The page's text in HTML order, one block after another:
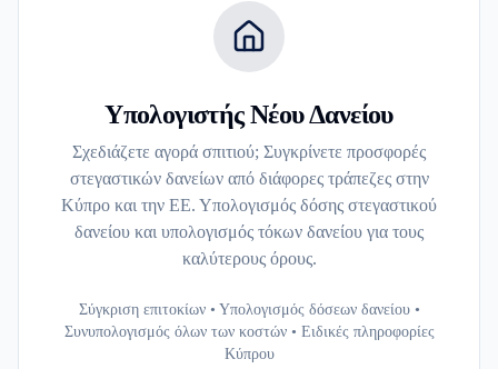
Υπολογιστής Νέου Δανείου
Σχεδιάζετε αγορά σπιτιού; Συγκρίνετε προσφορές
στεγαστικών δανείων από διάφορες τράπεζες στην
Κύπρο και την ΕΕ. Υπολογισμός δόσης στεγαστικού
δανείου και υπολογισμός τόκων δανείου για τους
καλύτερους όρους.
Σύγκριση επιτοκίων • Υπολογισμός δόσεων δανείου •
Συνυπολογισμός όλων των κοστών • Ειδικές πληροφορίες
Κύπρου